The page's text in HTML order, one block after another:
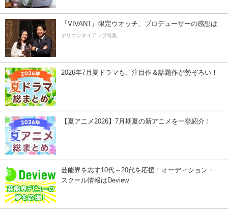
『VIVANT』限定ウオッチ、プロデューサーの感想は
オリコンタイアップ特集
2026年7月夏ドラマも、注目作＆話題作が勢ぞろい！
【夏アニメ2026】7月期夏の新アニメを一挙紹介！
芸能界を志す10代～20代を応援！オーディション・
スクール情報はDeview